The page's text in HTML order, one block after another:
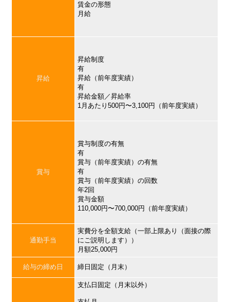
賃金の形態
月給
昇給
昇給制度
有
昇給（前年度実績）
有
昇給金額／昇給率
1月あたり500円〜3,100円（前年度実績）
賞与
賞与制度の有無
有
賞与（前年度実績）の有無
有
賞与（前年度実績）の回数
年2回
賞与金額
110,000円〜700,000円（前年度実績）
通勤手当
実費分を全額支給（一部上限あり（面接の際
にご説明します））
月額25,000円
給与の締め日 締日固定（月末）
支払日固定（月末以外）